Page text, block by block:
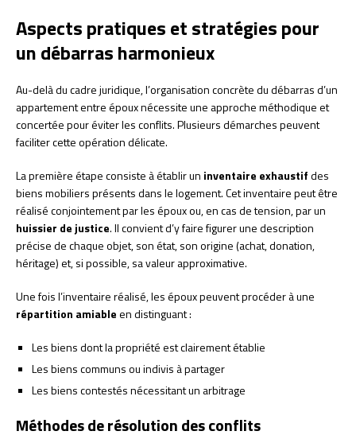
Aspects pratiques et stratégies pour
un débarras harmonieux
Au-delà du cadre juridique, l’organisation concrète du débarras d’un
appartement entre époux nécessite une approche méthodique et
concertée pour éviter les conflits. Plusieurs démarches peuvent
faciliter cette opération délicate.
La première étape consiste à établir un inventaire exhaustifdes
biens mobiliers présents dans le logement. Cet inventaire peut être
réalisé conjointement par les époux ou, en cas de tension, par un
huissier de justice. Il convient d’y faire figurer une description
précise de chaque objet, son état, son origine (achat, donation,
héritage) et, si possible, sa valeur approximative.
Une fois l’inventaire réalisé, les époux peuvent procéder à une
répartition amiableen distinguant :
Les biens dont la propriété est clairement établie
Les biens communs ou indivis à partager
Les biens contestés nécessitant un arbitrage
Méthodes de résolution des conflits